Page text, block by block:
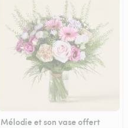
Mélodie et son vase offert